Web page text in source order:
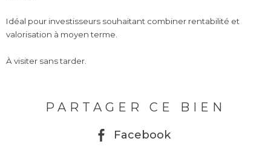
Idéal pour investisseurs souhaitant combiner rentabilité et
valorisation à moyen terme.
À visiter sans tarder.
PARTAGER CE BIEN
Facebook